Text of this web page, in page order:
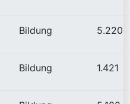
Bildung 5.220
Bildung 1.421